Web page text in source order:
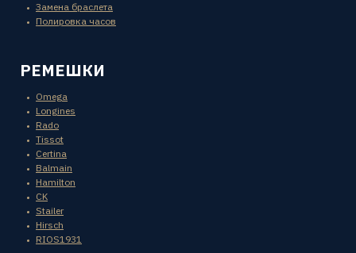
Замена браслета
Полировка часов
РЕМЕШКИ
Omega
Longines
Rado
Tissot
Certina
Balmain
Hamilton
CK
Stailer
Hirsch
RIOS1931